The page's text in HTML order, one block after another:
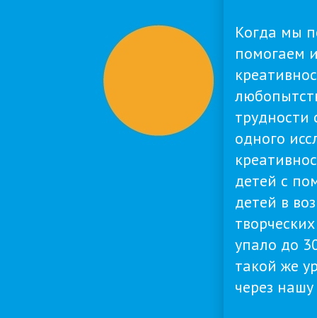
Когда мы
помогаем
трудности
одного
детей с
детей в
упало до
такой же
через